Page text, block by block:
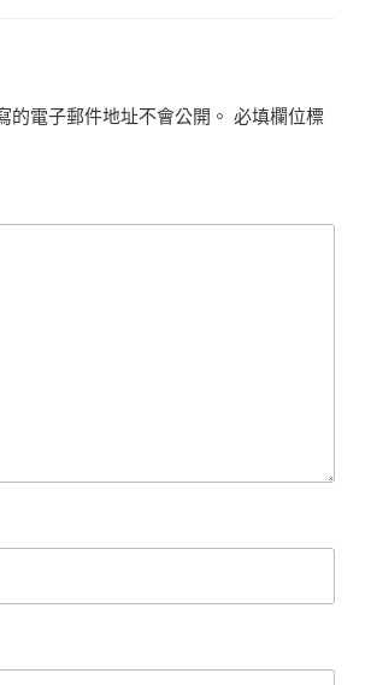
的電子郵件地址不會公開。 必填欄位標